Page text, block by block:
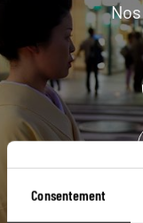
Consentement